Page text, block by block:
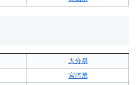
大分県
宮崎県